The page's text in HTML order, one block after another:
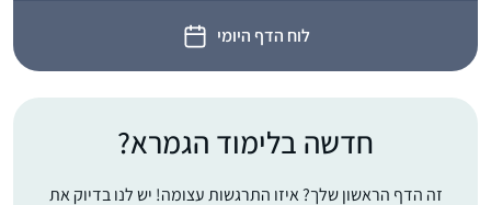
לוח הדף היומי
חדשה בלימוד הגמרא?
זה הדף הראשון שלך? איזו התרגשות עצומה! יש לנו בדיוק את